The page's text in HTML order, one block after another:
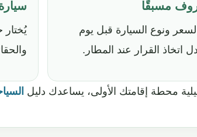
مسبقًا
السعر ونوع السيارة قبل يوم
اتخاذ القرار عند المطار.
محطة إقامتك الأولى، يساعدك دليل